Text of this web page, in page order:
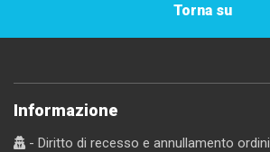
Torna su
Informazione
- Diritto di recesso e annullamento ordini